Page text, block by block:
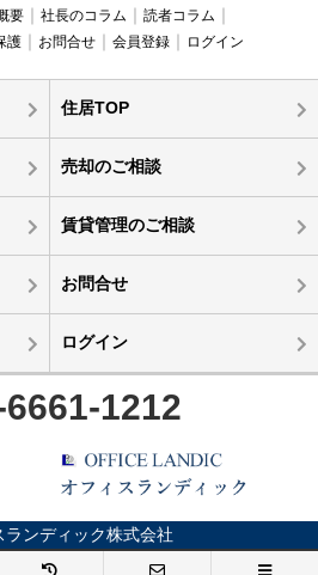
要 社長のコラム
読者コラム
護 お問合せ 会員登録 ログイン
住居TOP
売却のご相談
賃貸管理のご相談
お問合せ
ログイン
1212
ンディック株式会社